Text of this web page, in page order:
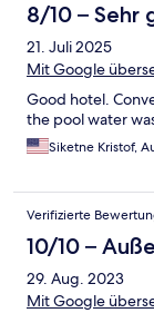
8/10 – Sehr
21. Juli 2025
Mit Google
Good hotel.
the pool water
Siketne Kristof,
Verifizierte
10/10 –
29. Aug. 2023
Mit Google